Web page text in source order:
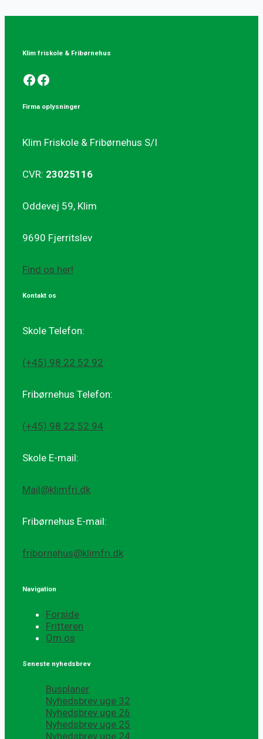
Klim friskole & Fribørnehus
Facebook
Facebook
Firma oplysninger
Klim Friskole & Fribørnehus S/I
CVR: 23025116
Oddevej 59, Klim
9690 Fjerritslev
Find os her!
Kontakt os
Skole Telefon:
(+45) 98 22 52 92
Fribørnehus Telefon:
(+45) 98 22 52 94
Skole E-mail:
Mail@klimfri.dk
Fribørnehus E-mail:
fribornehus@klimfri.dk
Navigation
Forside
Fritteren
Om os
Seneste nyhedsbrev
Busplaner
Nyhedsbrev uge 32
Nyhedsbrev uge 26
Nyhedsbrev uge 25
Nyhedsbrev uge 24